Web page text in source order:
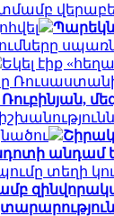
Եկել էիք
անդամ
տեղի